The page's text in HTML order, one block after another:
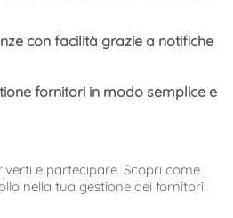
con facilità grazie a notifiche
fornitori in modo semplice e
e partecipare. Scopri come
nella tua gestione dei fornitori!